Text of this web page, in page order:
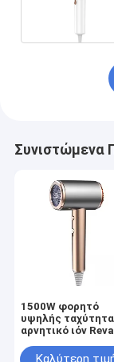
Συνιστώμενα
1500W φορητό
υψηλής
αρνητικό ιόν
στεγνωτήρα